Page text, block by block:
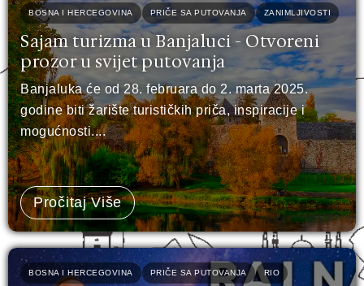
BOSNA I HERCEGOVINA PRIČE SA PUTOVANJA ZANIMLJIVOSTI
Sajam turizma u Banjaluci - Otvoreni
prozor u svijet putovanja
Banjaluka će od 28. februara do 2. marta 2025.
godine biti žarište turističkih priča, inspiracije i
mogućnosti....
Pročitaj Više
BOSNA I HERCEGOVINA PRIČE SA PUTOVANJA RIO